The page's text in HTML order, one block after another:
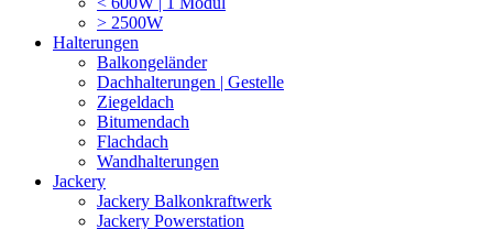
> 2500W
Halterungen
Balkongeländer
Dachhalterungen | Gestelle
Ziegeldach
Bitumendach
Flachdach
Wandhalterungen
Jackery
Jackery Balkonkraftwerk
Jackery Powerstation